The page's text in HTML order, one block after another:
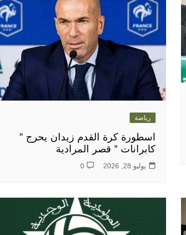
رياضة
اسطورة كرة القدم زيدان يحرج ”
كابرانات ” قصر المرادية
يوليو 28, 2026 0